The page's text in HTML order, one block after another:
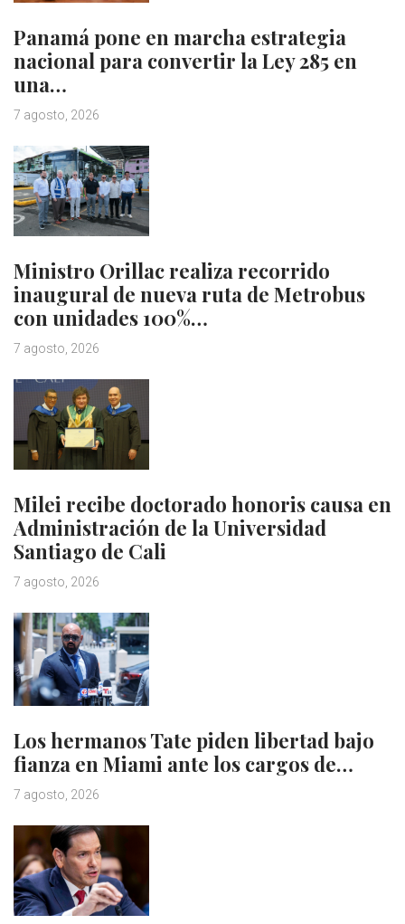
Panamá pone en marcha estrategia
nacional para convertir la Ley 285 en
una…
7 agosto, 2026
Ministro Orillac realiza recorrido
inaugural de nueva ruta de Metrobus
con unidades 100%…
7 agosto, 2026
Milei recibe doctorado honoris causa en
Administración de la Universidad
Santiago de Cali
7 agosto, 2026
Los hermanos Tate piden libertad bajo
fianza en Miami ante los cargos de…
7 agosto, 2026